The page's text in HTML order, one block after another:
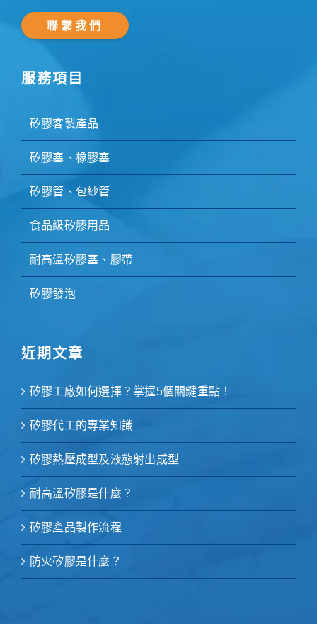
聯繫我們
服務項目
矽膠客製產品
矽膠塞、橡膠塞
矽膠管、包紗管
食品級矽膠用品
耐高溫矽膠塞、膠帶
矽膠發泡
近期文章
矽膠工廠如何選擇？掌握5個關鍵重點！
矽膠代工的專業知識
矽膠熱壓成型及液態射出成型
耐高溫矽膠是什麼？
矽膠產品製作流程
防火矽膠是什麼？